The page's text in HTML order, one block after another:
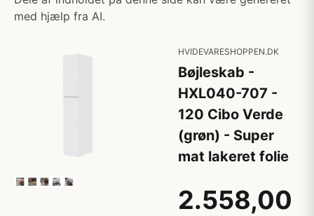
med hjælp fra AI.
HVIDEVARESHOPPEN.DK
Bøjleskab -
HXL040-707 -
120 Cibo Verde
(grøn) - Super
mat lakeret folie
2.558,00